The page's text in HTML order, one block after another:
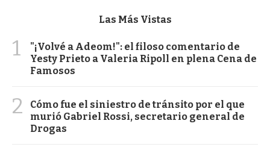
Las Más Vistas
1
"¡Volvé a Adeom!": el filoso comentario de
Yesty Prieto a Valeria Ripoll en plena Cena de
Famosos
2
Cómo fue el siniestro de tránsito por el que
murió Gabriel Rossi, secretario general de
Drogas